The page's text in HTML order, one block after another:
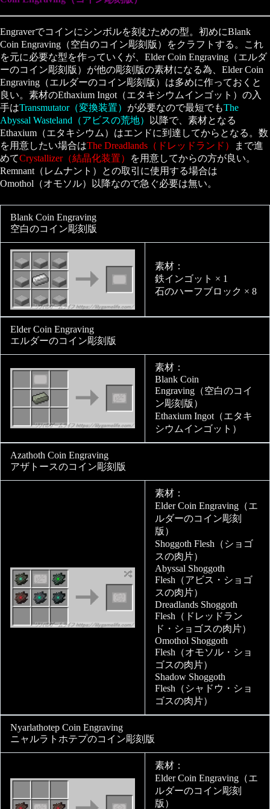
Engraverでコインにシンボルを刻むための型。初めにBlank
Coin Engraving（空白のコイン彫刻版）をクラフトする。これ
を元に必要な型を作っていくが、Elder Coin Engraving（エルダ
ーのコイン彫刻版）が他の彫刻版の素材になる為、Elder Coin
Engraving（エルダーのコイン彫刻版）は多めに作っておくと
良い。素材のEthaxium Ingot（エタキシウムインゴット）の入
手はTransmutator（変換装置） が必要なので最短でもThe
Abyssal Wasteland（アビスの荒地）
以降で、素材となる
Ethaxium（エタキシウム）はエンドに到達してからとなる。数
を用意したい場合はThe Dreadlands（ドレッドランド）
まで進
めてCrystallizer（結晶化装置）
を用意してからの方が良い。
Remnant（レムナント）との取引に使用する場合は
Omothol（オモソル）以降なので急ぐ必要は無い。
Blank Coin Engraving
空白のコイン彫刻版
素材：
鉄インゴット × 1
石のハーフブロック × 8
Elder Coin Engraving
エルダーのコイン彫刻版
素材：
Blank Coin
Engraving（空白のコイ
ン彫刻版）
Ethaxium Ingot（エタキ
シウムインゴット）
Azathoth Coin Engraving
アザトースのコイン彫刻版
素材：
Elder Coin Engraving（エ
ルダーのコイン彫刻
版）
Shoggoth Flesh（ショゴ
スの肉片）
Abyssal Shoggoth
Flesh（アビス・ショゴ
スの肉片）
Dreadlands Shoggoth
Flesh（ドレッドラン
ド・ショゴスの肉片）
Omothol Shoggoth
Flesh（オモソル・ショ
ゴスの肉片）
Shadow Shoggoth
Flesh（シャドウ・ショ
ゴスの肉片）
Nyarlathotep Coin Engraving
ニャルラトホテプのコイン彫刻版
素材：
Elder Coin Engraving（エ
ルダーのコイン彫刻
版）